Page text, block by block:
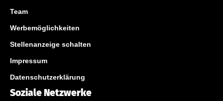
Team
Werbemöglichkeiten
Stellenanzeige schalten
Impressum
Datenschutzerklärung
Soziale Netzwerke